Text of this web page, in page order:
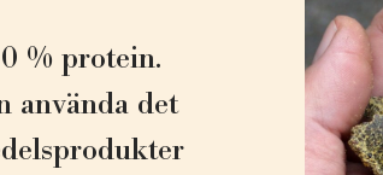
% protein.
använda det